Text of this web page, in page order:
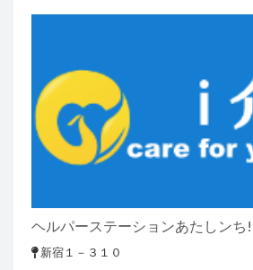
ヘルパーステーションあたしンち
新宿１－３１０